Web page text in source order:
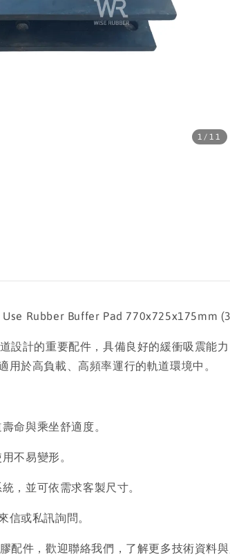
1 /11
Rubber Buffer Pad 770x725x175mm
設計的重要配件，具備良好的緩衝吸震能
於高負載、高頻率運行的軌道環境中。
命與乘坐舒適度。
不易變形。
，並可依需求客製尺寸。
信或私訊詢問。
件，歡迎聯絡我們，了解更多技術資料與